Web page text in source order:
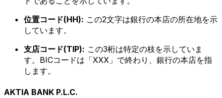
位置コード(HH): この2文字は銀行の本店の所在地を示
しています。
支店コード(TIP): この3桁は特定の枝を示していま
す。BICコードは「XXX」で終わり、銀行の本店を指
します。
AKTIA BANK P.L.C.